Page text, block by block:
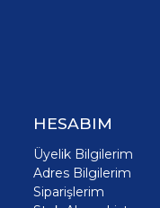
HESABIM
Üyelik Bilgilerim
Adres Bilgilerim
Siparişlerim